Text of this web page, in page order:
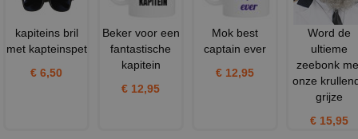
kapiteins bril
met kapteinspet
€ 6,50
Beker voor een
fantastische
kapitein
€ 12,95
Mok best
captain ever
€ 12,95
Word de
ultieme
zeebonk
onze
grijze
€ 15,95